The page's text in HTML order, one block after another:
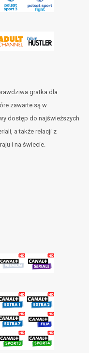
gratka dla
zawarte są w
dostęp do najświeższych
a także relacji z
i na świecie.